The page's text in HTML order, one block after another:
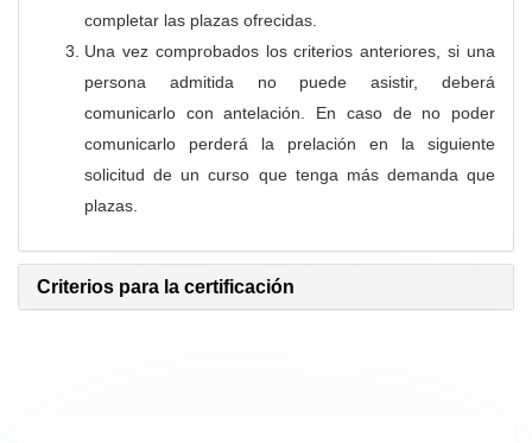
completar las plazas ofrecidas.
Una vez comprobados los criterios anteriores, si una
persona admitida no puede asistir, deberá
comunicarlo con antelación. En caso de no poder
comunicarlo perderá la prelación en la siguiente
solicitud de un curso que tenga más demanda que
plazas.
Criterios para la certificación